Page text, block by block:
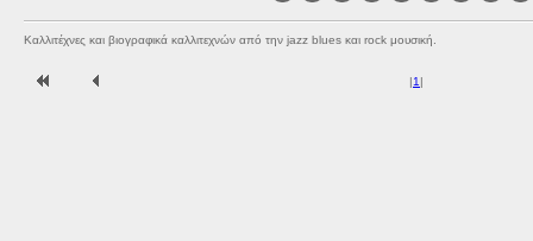
Καλλιτέχνες και βιογραφικά καλλιτεχνών από την jazz blues και rock μουσική.
|1 |